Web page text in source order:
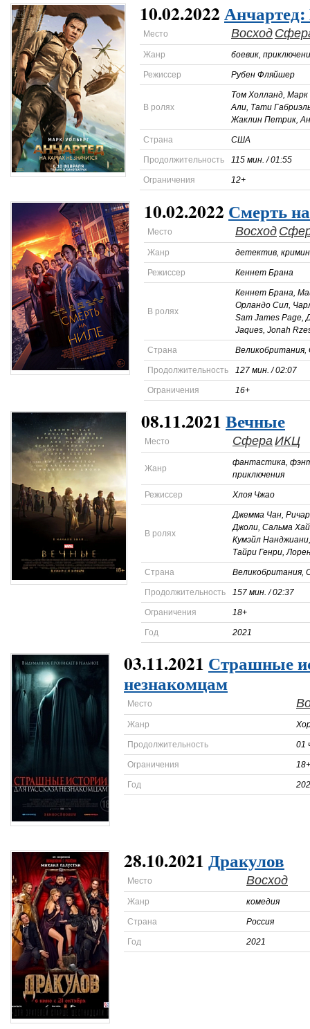
10.02.2022Анчартед:
Место Восход
Жанр боевик,
Режиссер Рубен Фляйшер
В ролях
Том Холланд,
Али, Тати
Жаклин Петрик,
Страна США
Продолжительность 115 мин. / 01:55
Ограничения 12+
10.02.2022 Смерть
Место Восход
Жанр детектив,
Режиссер Кеннет Брана
В ролях
Кеннет Брана,
Орландо Сил,
Sam James
Jaques, Jonah
Страна
Продолжительность 127 мин. / 02:07
Ограничения 16+
08.11.2021Вечные
Место СфераИКЦ
Жанр
фантастика,
приключения
Режиссер Хлоя Чжао
В ролях
Джемма Чан,
Джоли, Сальма
Кумэйл
Тайри Генри,
Страна Великобритания,
Продолжительность 157 мин. / 02:37
Ограничения 18+
Год 2021
03.11.2021 Страшные
незнакомцам
Место
Жанр
Продолжительность 01
Ограничения 18+
Год
28.10.2021Дракулов
Место Восход
Жанр комедия
Страна Россия
Год 2021